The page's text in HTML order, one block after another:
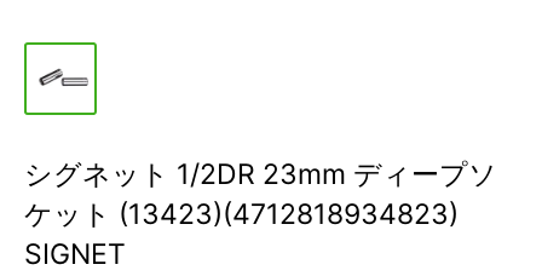
シグネット 1/2DR 23mm ディープソ
ケット (13423)(4712818934823)
SIGNET